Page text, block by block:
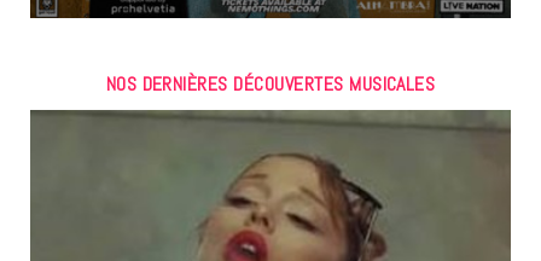
NOS DERNIÈRES DÉCOUVERTES MUSICALES